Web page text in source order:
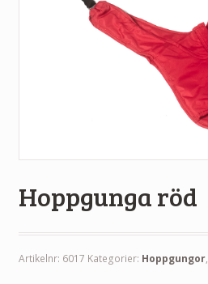
Hoppgunga röd
Artikelnr: 6017 Kategorier: Hoppgungor,